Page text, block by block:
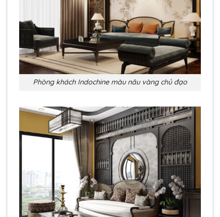
Phòng khách Indochine màu nâu vàng chủ đạo